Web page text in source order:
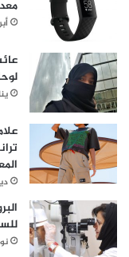
فريق خبرائنا جزءاً لا
الكتروني سهل
خدمة القياس المجانية.
الرقمية في مساحات
سيلو قائلاً: “ستشهد
2020، وربمّا
هي أنّها تعمل على
متميزة للعملاء على
نهدف إلى الوصول إلى
القيود المادية لمساح
بفعالية تتجاوز ما
زيادة عدد نقاط البيع